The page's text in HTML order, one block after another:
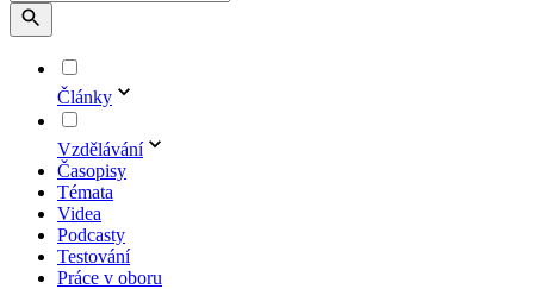
Články
Vzdělávání
Časopisy
Témata
Videa
Podcasty
Testování
Práce v oboru